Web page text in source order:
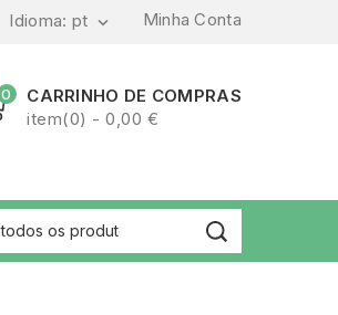
Minha Conta
Idioma: pt 
0
CARRINHO DE COMPRAS
item(0) - 0,00 €